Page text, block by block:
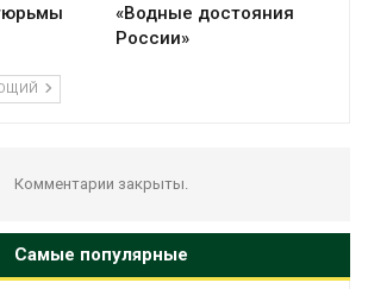
«Водные достояния
России»
Комментарии закрыты.
Самые популярные